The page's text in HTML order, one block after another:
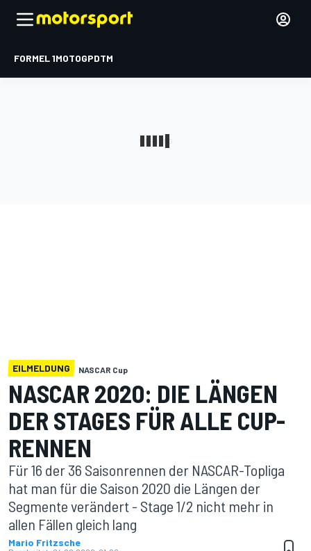
FORMEL 1MOTOGPDTM
EILMELDUNG NASCAR Cup
NASCAR 2020: DIE LÄNGEN
DER STAGES FÜR ALLE CUP-
RENNEN
Für 16 der 36 Saisonrennen der NASCAR-Topliga
hat man für die Saison 2020 die Längen der
Segmente verändert - Stage 1/2 nicht mehr in
allen Fällen gleich lang
Mario Fritzsche